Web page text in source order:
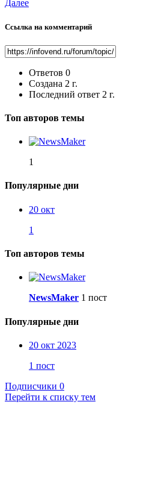
Далее
Ссылка на комментарий
Ответов 0
Создана 2 г.
Последний ответ 2 г.
Топ авторов темы
1
Популярные дни
20 окт
1
Топ авторов темы
NewsMaker 1 пост
Популярные дни
20 окт 2023
1 пост
Подписчики 0
Перейти к списку тем